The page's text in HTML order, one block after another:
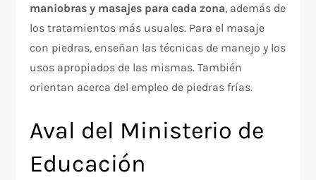
maniobras y masajes para cada zona, además de
los tratamientos más usuales. Para el masaje
con piedras, enseñan las técnicas de manejo y los
usos apropiados de las mismas. También
orientan acerca del empleo de piedras frías.
Aval del Ministerio de
Educación